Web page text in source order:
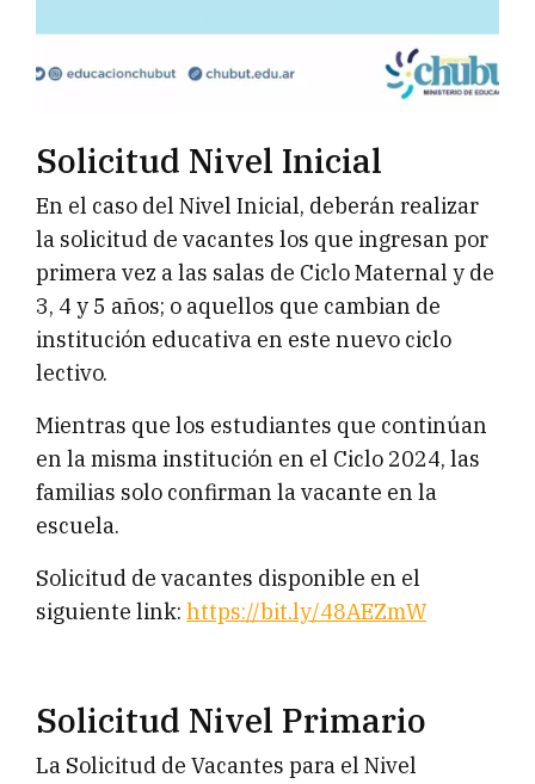
Solicitud Nivel Inicial
En el caso del Nivel Inicial, deberán realizar
la solicitud de vacantes los que ingresan por
primera vez a las salas de Ciclo Maternal y de
3, 4 y 5 años; o aquellos que cambian de
institución educativa en este nuevo ciclo
lectivo.
Mientras que los estudiantes que continúan
en la misma institución en el Ciclo 2024, las
familias solo confirman la vacante en la
escuela.
Solicitud de vacantes disponible en el
siguiente link: https://bit.ly/48AEZmW
Solicitud Nivel Primario
La Solicitud de Vacantes para el Nivel